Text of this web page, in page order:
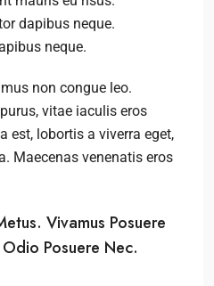
dapibus neque.
neque.
non congue leo.
vitae iaculis eros
est, lobortis a viverra eget,
Maecenas venenatis eros
Vivamus Posuere
Posuere Nec.